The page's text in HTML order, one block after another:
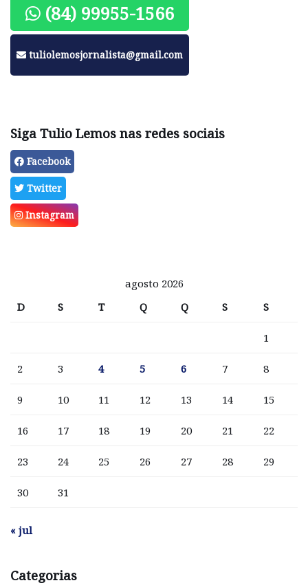
(84) 99955-1566
tuliolemosjornalista@gmail.com
Siga Tulio Lemos nas redes sociais
Facebook
Twitter
Instagram
agosto 2026
D
S T Q Q S S
1
2 3 4 5 6 7 8
9 10 11 12 13 14 15
16 17 18 19 20 21 22
23 24 25 26 27 28 29
30 31
« jul
Categorias